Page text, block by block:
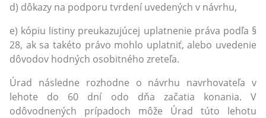
d) dôkazy na podporu tvrdení uvedených v návrhu,
e) kópiu listiny preukazujúcej uplatnenie práva podľa §
28, ak sa takéto právo mohlo uplatniť, alebo uvedenie
dôvodov hodných osobitného zreteľa.
Úrad následne rozhodne o návrhu navrhovateľa v
lehote do 60 dní odo dňa začatia konania. V
odôvodnených prípadoch môže Úrad túto lehotu